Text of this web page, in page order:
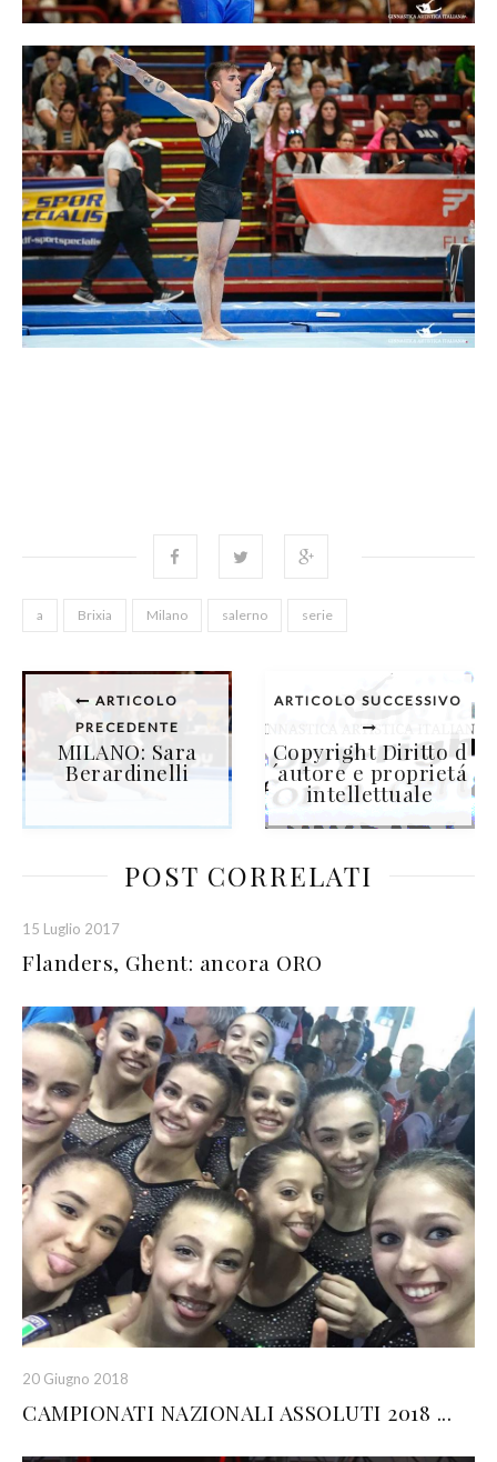
a Brixia Milano salerno serie
ARTICOLO
PRECEDENTE
MILANO: Sara
Berardinelli
ARTICOLO SUCCESSIVO
Copyright Diritto d
´autore e proprietá
intellettuale
POST CORRELATI
15 Luglio 2017
Flanders, Ghent: ancora ORO
20 Giugno 2018
CAMPIONATI NAZIONALI ASSOLUTI 2018 ...